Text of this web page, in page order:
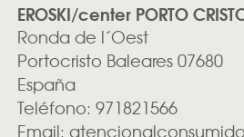
EROSKI/center PORTO
Ronda de l´Oest
Portocristo Baleares07680
España
Teléfono: 971821566
Email: